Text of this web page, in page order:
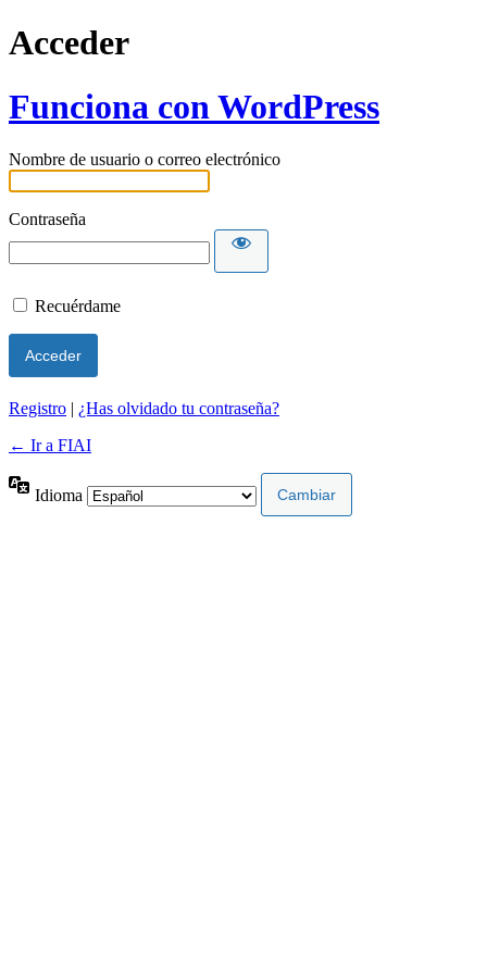
Acceder
Funciona con WordPress
Nombre de usuario o correo electrónico
Contraseña
Recuérdame
Registro | ¿Has olvidado tu contraseña?
← Ir a FIAI
Idioma